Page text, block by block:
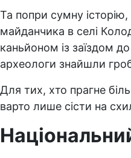
Та попри сумну
майданчика в селі
каньйоном із заїздом
археологи знайшли
Для тих, хто прагне
варто лише сісти на